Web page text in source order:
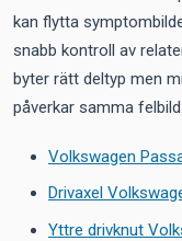
kan flytta
snabb kontroll av
byter rätt deltyp men
påverkar samma felbild.
Volkswagen
Drivaxel
Yttre drivknut